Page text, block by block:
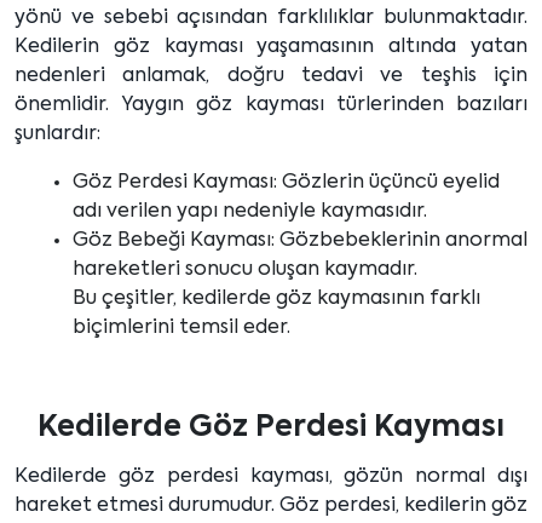
yönü ve sebebi açısından farklılıklar bulunmaktadır.
Kedilerin göz kayması yaşamasının altında yatan
nedenleri anlamak, doğru tedavi ve teşhis için
önemlidir. Yaygın göz kayması türlerinden bazıları
şunlardır:
Göz Perdesi Kayması: Gözlerin üçüncü eyelid
adı verilen yapı nedeniyle kaymasıdır.
Göz Bebeği Kayması: Gözbebeklerinin anormal
hareketleri sonucu oluşan kaymadır.
Bu çeşitler, kedilerde göz kaymasının farklı
biçimlerini temsil eder.
Kedilerde Göz Perdesi Kayması
Kedilerde göz perdesi kayması, gözün normal dışı
hareket etmesi durumudur. Göz perdesi, kedilerin göz